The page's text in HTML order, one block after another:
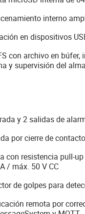
interno
en dispositivos
con archivo en búfer,
y supervisión del
y 2 salidas de
por cierre de
con resistencia pull-
/ máx. 50 V CC
de golpes para
remota por